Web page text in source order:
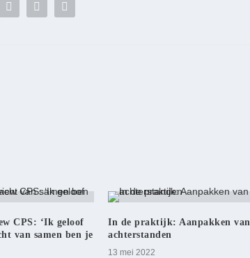
CPS: ‘Ik geloof
van samen ben je
In de praktijk: Aanpakken van
achterstanden
13 mei 2022